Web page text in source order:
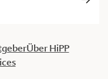
Über HiPP